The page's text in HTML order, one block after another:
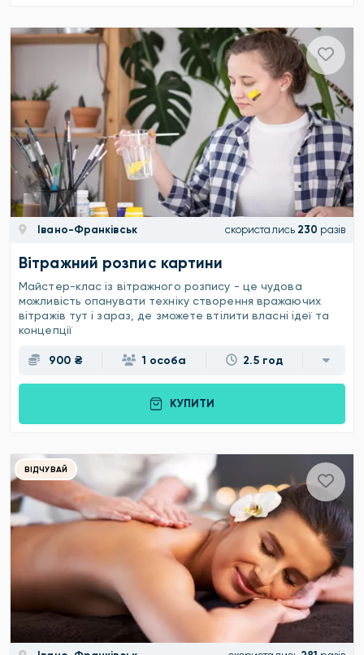
Івано-Франківськ скористались 230 разів
Вітражний розпис картини
Майстер-клас із вітражного розпису - це чудова
можливість опанувати техніку створення вражаючих
вітражів тут і зараз, де зможете втілити власні ідеї та
концепції
900 ₴ 1 особа 2.5 год
КУПИТИ
ВІДЧУВАЙ